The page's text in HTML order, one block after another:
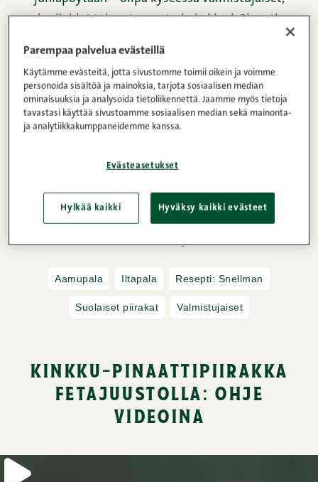
rippijuhlat tai rento puutarhakekkeri. Pinaatin
mutta tasapainoisen kokonaisuuden.
Ranskankerma tuo täytteeseen mehevyyttä, ja
uunissa piirakka saa kauniin kullanruskean
huoneenlämpöisenä – tämä piirakka maistuu aina,
Aamupala Iltapala Resepti: Snellman
Suolaiset piirakat Valmistujaiset
kinkku-pinaattipiirakka
fetajuustolla: ohje
videoina
Parempaa palvelua evästeillä
Käytämme evästeitä, jotta sivustomme toimii oikein ja voimme
personoida sisältöä ja mainoksia, tarjota sosiaalisen median
ominaisuuksia ja analysoida tietoliikennettä. Jaamme myös tietoja
tavastasi käyttää sivustoamme sosiaalisen median sekä mainonta-
ja analytiikkakumppaneidemme kanssa.
Evästeasetukset
Hylkää kaikki Hyväksy kaikki evästeet